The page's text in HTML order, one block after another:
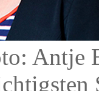
Antje